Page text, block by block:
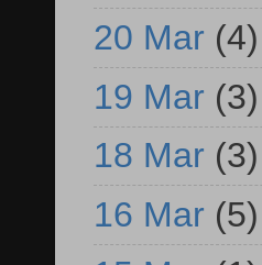
20 Mar (4)
19 Mar (3)
18 Mar (3)
16 Mar (5)